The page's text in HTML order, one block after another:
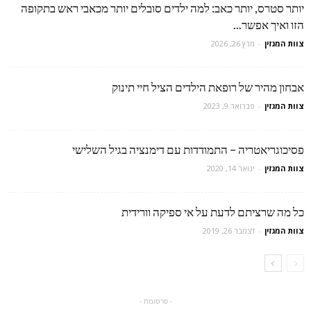
יותר סטרס, יותר כאב: למה ילדים סובלים יותר מכאבי ראש בתקופה
הזו ואיך אפשר...
צוות המגזין - מרץ 26, 2026
אבחון מהיר של רופאת הילדים הציל חיי תינוק
צוות המגזין - פברואר 9, 2023
פסיכוגריאטריה – התמודדות עם דימנציה בגיל השלישי
צוות המגזין - ינואר 14, 2020
כל מה שרציתם לדעת על אי ספיקה וורידית
צוות המגזין - דצמבר 26, 2019
- פרסומת -